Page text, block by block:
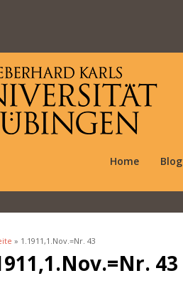
Home Blog
hier
» 1.1911,1.Nov.=Nr. 43
43